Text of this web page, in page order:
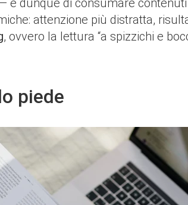
e dunque di consumare
attenzione più distratta,
, ovvero la lettura “a spizzichi e
piede